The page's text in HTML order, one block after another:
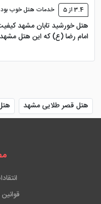
3.4 از 5 خدمات هتل خوب بود
هتل خورشید تابان مشهد
امام رضا (ع) که این هتل مشهد
هتل قصر طلایی مشهد